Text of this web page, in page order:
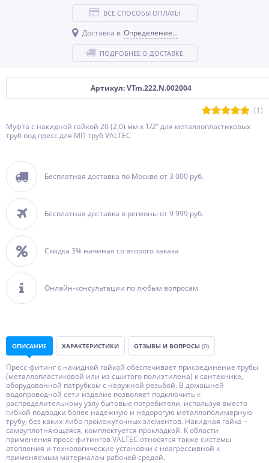
Артикул: VTm.222.N.002004
(1)
Муфта с накидной гайкой 20 (2,0) мм х 1/2” для металлопластиковых
труб под пресс для МП труб VALTEC
Бесплатная доставка по Москве от 3 000 руб.
Бесплатная доставка в регионы от 9 999 руб.
Скидка 3% начиная со второго заказа
Онлайн-консультации по любым вопросам
ВСЕ СПОСОБЫ ОПЛАТЫ
Доставка в Определение...
ПОДРОБНЕЕ О ДОСТАВКЕ
ОПИСАНИЕ ХАРАКТЕРИСТИКИ ОТЗЫВЫ И ВОПРОСЫ (0)
Пресс-фитинг c накидной гайкой обеспечивает присоединение трубы
(металлопластиковой или из сшитого полиэтилена) к сантехнике,
оборудованной патрубком с наружной резьбой. В домашней
водопроводной сети изделие позволяет подключить к
распределительному узлу бытовые потребители, используя вместо
гибкой подводки более надежную и недорогую металлополимерную
трубу, без каких-либо промежуточных элементов. Накидная гайка –
самоуплотняющаяся, комплектуется прокладкой. К области
применения пресс-фитингов VALTEC относятся также системы
отопления и технологические установки с неагрессивной к
применяемым материалам рабочей средой.